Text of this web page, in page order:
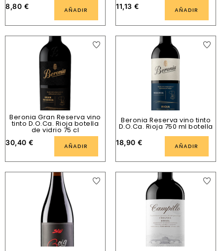
8,80 € AÑADIR 11,13 € AÑADIR
Beronia Gran Reserva vino
tinto D.O.Ca. Rioja botella
de vidrio 75 cl
30,40 € AÑADIR
Beronia Reserva vino tinto
D.O.Ca. Rioja 750 ml botella
18,90 € AÑADIR